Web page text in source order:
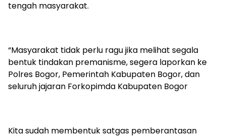
tengah masyarakat.
“Masyarakat tidak perlu ragu jika melihat segala
bentuk tindakan premanisme, segera laporkan ke
Polres Bogor, Pemerintah Kabupaten Bogor, dan
seluruh jajaran Forkopimda Kabupaten Bogor
Kita sudah membentuk satgas pemberantasan